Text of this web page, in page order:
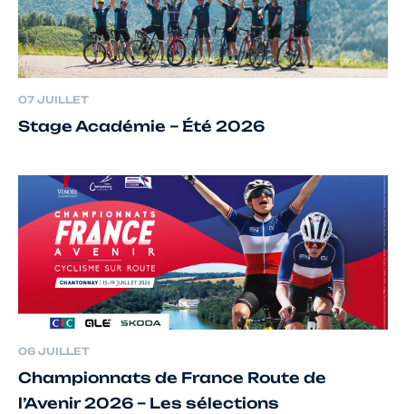
07 JUILLET
Stage Académie – Été 2026
06 JUILLET
Championnats de France Route de
l’Avenir 2026 – Les sélections